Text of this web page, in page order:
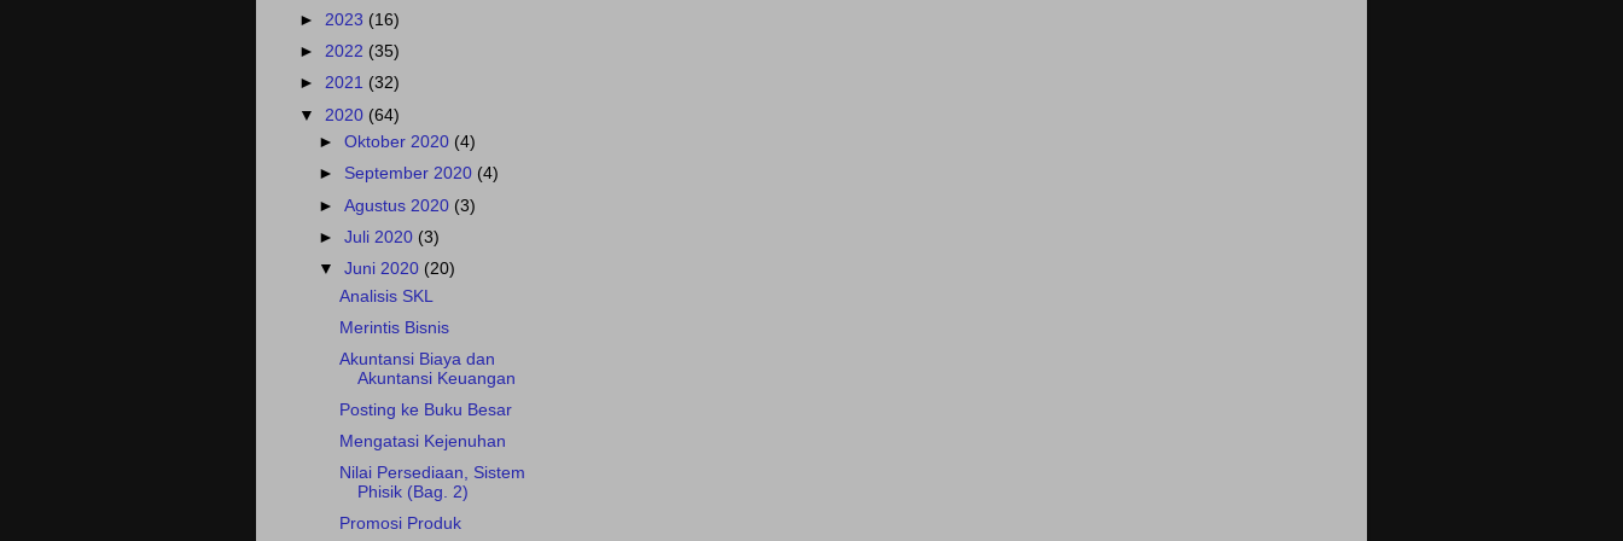
► 2023 (16)
► 2022 (35)
► 2021 (32)
▼ 2020 (64)
►Oktober 2020 (4)
► September 2020 (4)
►Agustus 2020 (3)
►Juli 2020 (3)
▼Juni 2020 (20)
Analisis SKL
Merintis Bisnis
Akuntansi Biaya dan
Akuntansi Keuangan
Posting ke Buku Besar
Mengatasi Kejenuhan
Nilai Persediaan, Sistem
Phisik (Bag. 2)
Promosi Produk